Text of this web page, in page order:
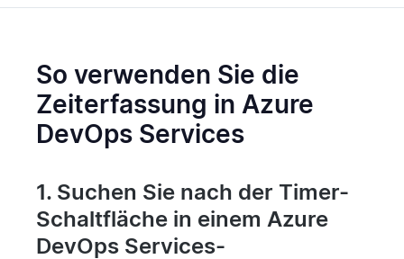
So verwenden Sie die
Zeiterfassung in Azure
DevOps Services
1. Suchen Sie nach der Timer-
Schaltfläche in einem Azure
DevOps Services-